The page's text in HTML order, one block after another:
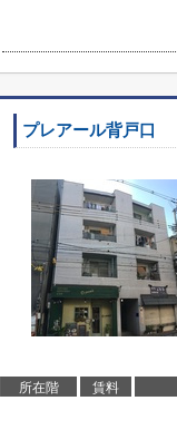
プレアール背戸口
所在階 賃料